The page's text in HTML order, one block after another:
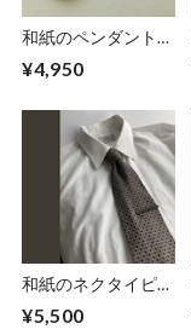
和紙のペンダント
¥4,950
和紙のネクタイピ
¥5,500